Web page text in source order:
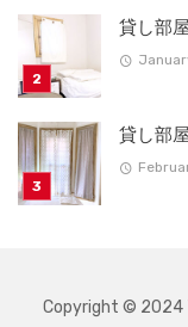
貸し部
貸し部
Copyright © 2024